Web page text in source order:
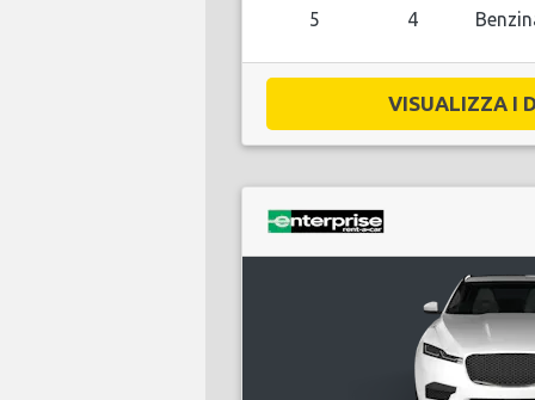
5 4
VISUALIZZA I